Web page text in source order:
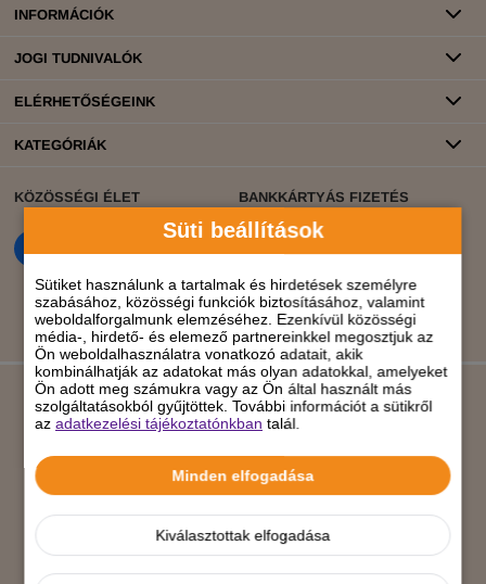
Süti beállítások
Sütiket használunk a tartalmak és hirdetések személyre
szabásához, közösségi funkciók biztosításához, valamint
weboldalforgalmunk elemzéséhez. Ezenkívül közösségi
média-, hirdető- és elemező partnereinkkel megosztjuk az
Ön weboldalhasználatra vonatkozó adatait, akik
kombinálhatják az adatokat más olyan adatokkal, amelyeket
Ön adott meg számukra vagy az Ön által használt más
szolgáltatásokból gyűjtöttek. További információt a sütikről
azadatkezelési tájékoztatónkban talál.
Minden elfogadása
Kiválasztottak elfogadása
INFORMÁCIÓK
JOGI TUDNIVALÓK
ELÉRHETŐSÉGEINK
KATEGÓRIÁK
KÖZÖSSÉGI ÉLET BANKKÁRTYÁS FIZETÉS